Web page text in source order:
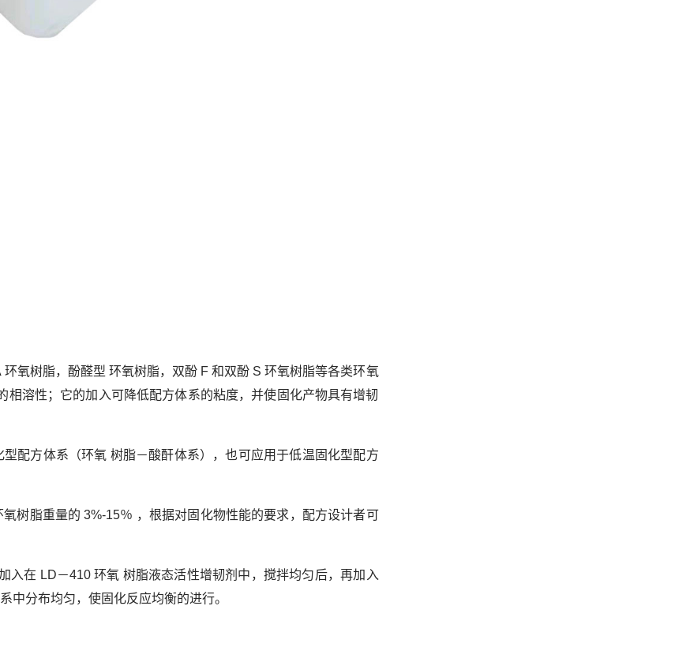
氧树脂，酚醛型 环氧树脂，双酚 F 和双酚 S 环氧树脂等各类环氧
溶性；它的加入可降低配方体系的粘度，并使固化产物具有增韧
配方体系（环氧 树脂－酸酐体系），也可应用于低温固化型配方
树脂重量的 3%-15％ ，根据对固化物性能的要求，配方设计者可
入在 LD－410 环氧 树脂液态活性增韧剂中，搅拌均匀后，再加入
中分布均匀，使固化反应均衡的进行。